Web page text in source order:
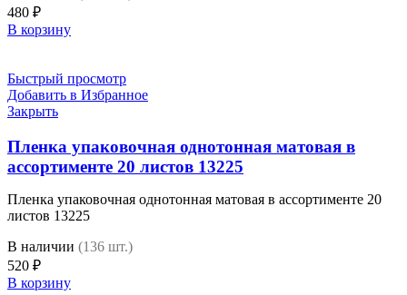
480 ₽
В корзину
Быстрый просмотр
Добавить в Избранное
Закрыть
Пленка упаковочная однотонная матовая в
ассортименте 20 листов 13225
Пленка упаковочная однотонная матовая в ассортименте 20
листов 13225
В наличии (136 шт.)
520 ₽
В корзину